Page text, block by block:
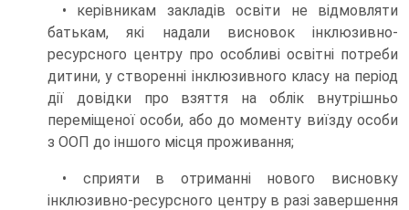
• керівникам закладів освіти не відмовляти
батькам, які надали висновок інклюзивно-
ресурсного центру про особливі освітні потреби
дитини, у створенні інклюзивного класу на період
дії довідки про взяття на облік внутрішньо
переміщеної особи, або до моменту виїзду особи
з ООП до іншого місця проживання;
• сприяти в отриманні нового висновку
інклюзивно-ресурсного центру в разі завершення